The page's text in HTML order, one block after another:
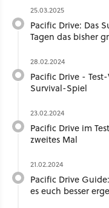
25.03.2025
Pacific Drive: Das
Tagen das bisher
28.02.2024
Pacific Drive -
Survival-Spiel
23.02.2024
Pacific Drive im
zweites Mal
21.02.2024
Pacific Drive
es euch besser